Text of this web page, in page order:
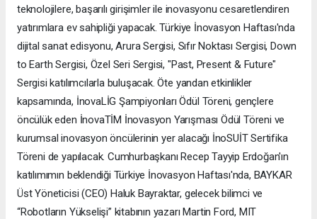
teknolojilere, başarılı girişimler ile inovasyonu cesaretlendiren
yatırımlara ev sahipliği yapacak. Türkiye İnovasyon Haftası'nda
dijital sanat edisyonu, Arura Sergisi, Sıfır Noktası Sergisi, Down
to Earth Sergisi, Özel Seri Sergisi, "Past, Present & Future"
Sergisi katılımcılarla buluşacak. Öte yandan etkinlikler
kapsamında, İnovaLİG Şampiyonları Ödül Töreni, gençlere
öncülük eden İnovaTİM İnovasyon Yarışması Ödül Töreni ve
kurumsal inovasyon öncülerinin yer alacağı İnoSUİT Sertifika
Töreni de yapılacak. Cumhurbaşkanı Recep Tayyip Erdoğan'ın
katılımımın beklendiği Türkiye İnovasyon Haftası'nda, BAYKAR
Üst Yöneticisi (CEO) Haluk Bayraktar, gelecek bilimci ve
“Robotların Yükselişi” kitabının yazarı Martin Ford, MIT